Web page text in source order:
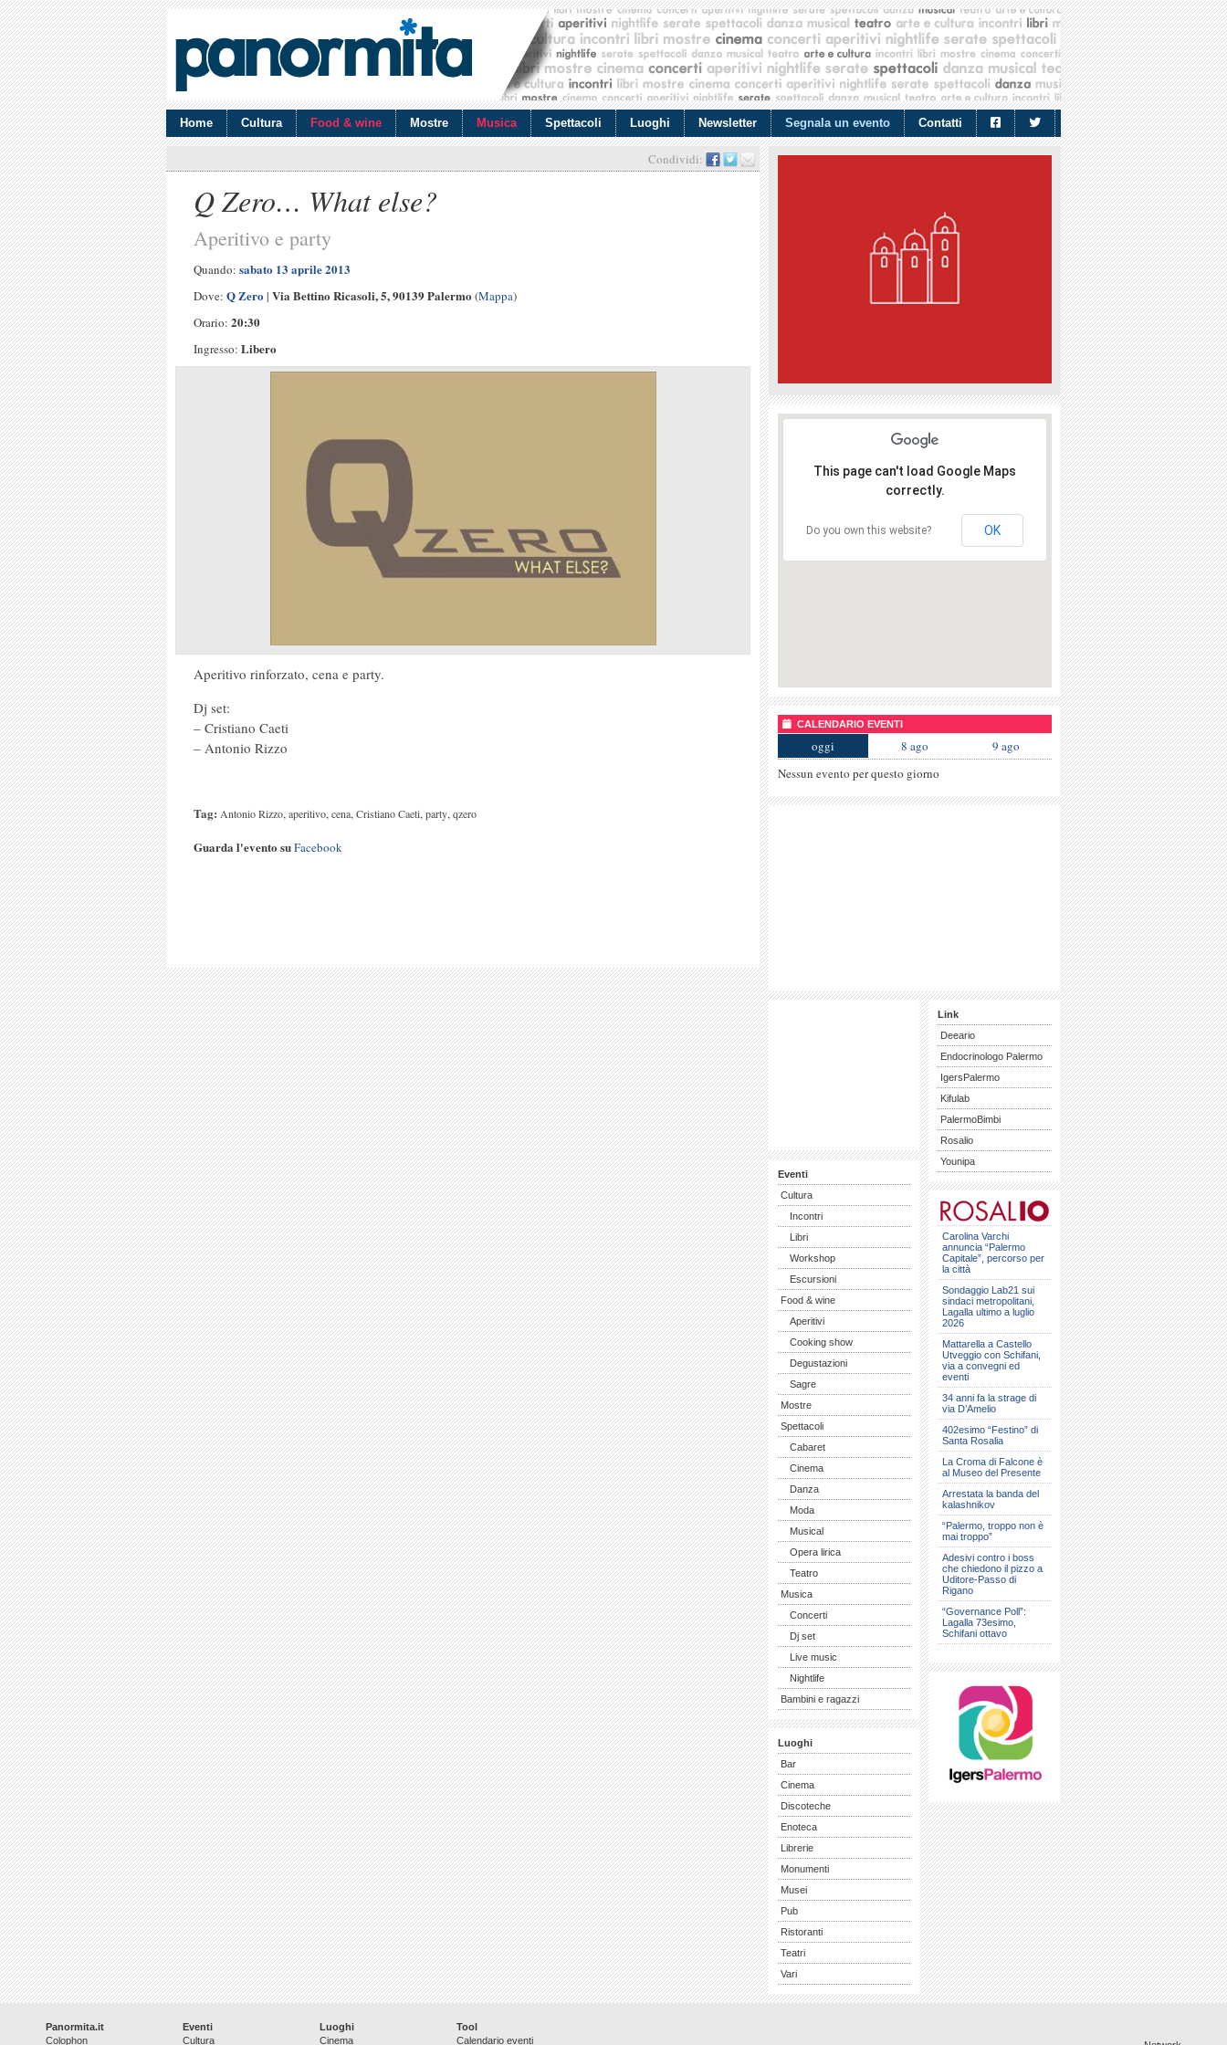
Home Cultura Food & wine Mostre Musica Spettacoli Luoghi Newsletter Segnala un evento Contatti
Condividi:
Q Zero… What else?
Aperitivo e party
Quando: sabato 13 aprile 2013
Dove: Q Zero | Via Bettino Ricasoli, 5, 90139 Palermo (Mappa)
Orario: 20:30
Ingresso: Libero
Aperitivo rinforzato, cena e party.
Dj set:
– Cristiano Caeti
– Antonio Rizzo
Tag: Antonio Rizzo,aperitivo,cena,Cristiano Caeti,party,qzero
Guarda l'evento suFacebook
This page can't load Google Maps
correctly.
Do you own this website? OK
CALENDARIO EVENTI
oggi 8 ago
9 ago
Nessun evento per questo giorno
Eventi
Cultura
Incontri
Libri
Workshop
Escursioni
Food & wine
Aperitivi
Cooking show
Degustazioni
Sagre
Mostre
Spettacoli
Cabaret
Cinema
Danza
Moda
Musical
Opera lirica
Teatro
Musica
Concerti
Dj set
Live music
Nightlife
Bambini e ragazzi
Luoghi
Bar
Cinema
Discoteche
Enoteca
Librerie
Monumenti
Musei
Pub
Ristoranti
Teatri
Vari
Link
Deeario
Endocrinologo Palermo
IgersPalermo
Kifulab
PalermoBimbi
Rosalio
Younipa
Carolina Varchi
annuncia “Palermo
Capitale”, percorso per
la città
Sondaggio Lab21 sui
sindaci metropolitani,
Lagalla ultimo a luglio
2026
Mattarella a Castello
Utveggio con Schifani,
via a convegni ed
eventi
34 anni fa la strage di
via D’Amelio
402esimo “Festino” di
Santa Rosalia
La Croma di Falcone è
al Museo del Presente
Arrestata la banda del
kalashnikov
“Palermo, troppo non è
mai troppo”
Adesivi contro i boss
che chiedono il pizzo a
Uditore-Passo di
Rigano
“Governance Poll”:
Lagalla 73esimo,
Schifani ottavo
Panormita.it
Colophon
Eventi
Cultura
Luoghi
Cinema
Tool
Calendario eventi